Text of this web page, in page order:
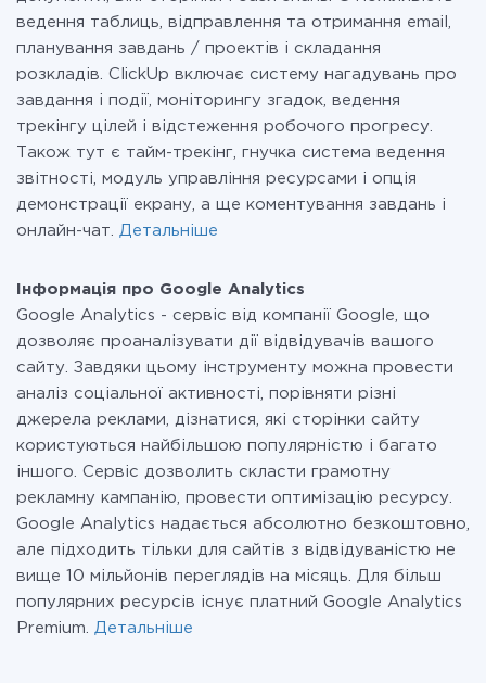
ведення таблиць, відправлення та отримання email,
планування завдань / проектів і складання
розкладів. ClickUp включає систему нагадувань про
завдання і події, моніторингу згадок, ведення
трекінгу цілей і відстеження робочого прогресу.
Також тут є тайм-трекінг, гнучка система ведення
звітності, модуль управління ресурсами і опція
демонстрації екрану, а ще коментування завдань і
онлайн-чат. Детальніше
Інформація про Google Analytics
Google Analytics - сервіс від компанії Google, що
дозволяє проаналізувати дії відвідувачів вашого
сайту. Завдяки цьому інструменту можна провести
аналіз соціальної активності, порівняти різні
джерела реклами, дізнатися, які сторінки сайту
користуються найбільшою популярністю і багато
іншого. Сервіс дозволить скласти грамотну
рекламну кампанію, провести оптимізацію ресурсу.
Google Analytics надається абсолютно безкоштовно,
але підходить тільки для сайтів з відвідуваністю не
вище 10 мільйонів переглядів на місяць. Для більш
популярних ресурсів існує платний Google Analytics
Premium. Детальніше